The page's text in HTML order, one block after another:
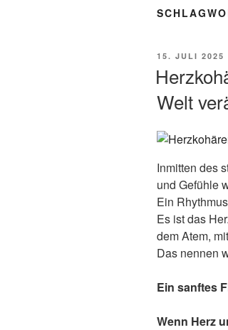
15. JULI 2025
Welt
Inmitten des
und Gefühle
Ein
Es ist das
dem Atem,
Das nennen
Ein sanftes
Wenn Herz